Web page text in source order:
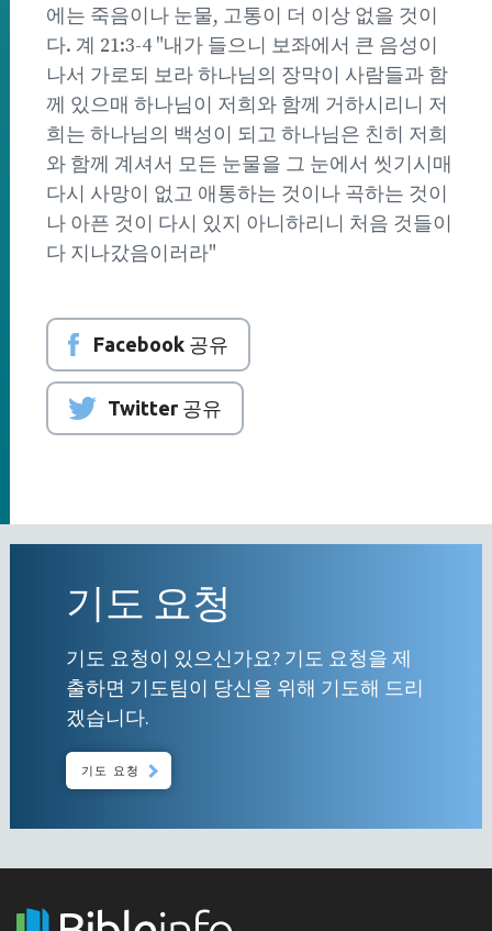
에는 죽음이나 눈물, 고통이 더 이상 없을 것이
다. 계 21:3-4 "내가 들으니 보좌에서 큰 음성이
나서 가로되 보라 하나님의 장막이 사람들과 함
께 있으매 하나님이 저희와 함께 거하시리니 저
희는 하나님의 백성이 되고 하나님은 친히 저희
와 함께 계셔서 모든 눈물을 그 눈에서 씻기시매
다시 사망이 없고 애통하는 것이나 곡하는 것이
나 아픈 것이 다시 있지 아니하리니 처음 것들이
다 지나갔음이러라"
Facebook 공유
Twitter 공유
기도 요청
기도 요청이 있으신가요? 기도 요청을 제
출하면 기도팀이 당신을 위해 기도해 드리
겠습니다.
기도 요청